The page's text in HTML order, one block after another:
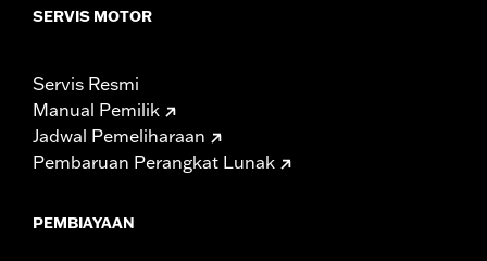
SERVIS MOTOR
Servis Resmi
Manual Pemilik
Jadwal Pemeliharaan
Pembaruan Perangkat Lunak
PEMBIAYAAN